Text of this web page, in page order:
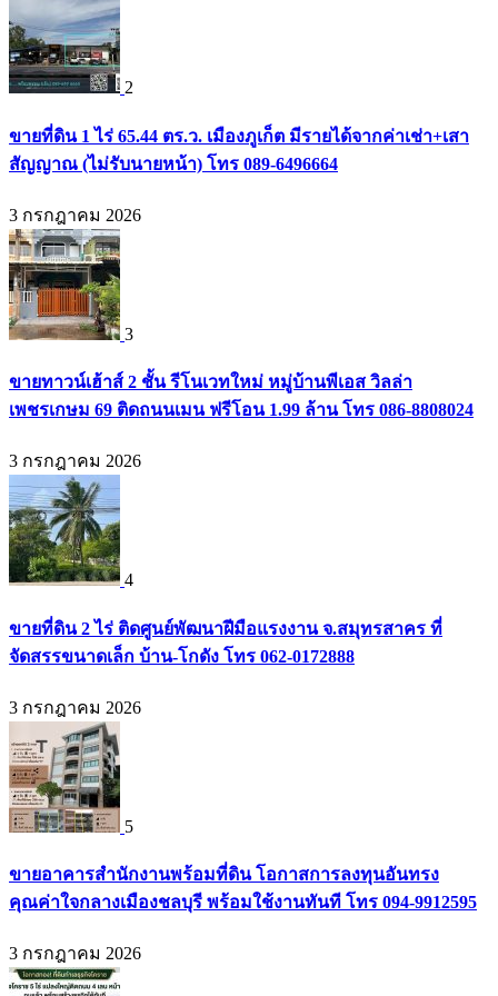
2
ขายที่ดิน 1 ไร่ 65.44 ตร.ว. เมืองภูเก็ต มีรายได้จากค่าเช่า+เสา
สัญญาณ (ไม่รับนายหน้า) โทร 089-6496664
3 กรกฎาคม 2026
3
ขายทาวน์เฮ้าส์ 2 ชั้น รีโนเวทใหม่ หมู่บ้านพีเอส วิลล่า
เพชรเกษม 69 ติดถนนเมน ฟรีโอน 1.99 ล้าน โทร 086-8808024
3 กรกฎาคม 2026
4
ขายที่ดิน 2 ไร่ ติดศูนย์พัฒนาฝีมือแรงงาน จ.สมุทรสาคร ที่
จัดสรรขนาดเล็ก บ้าน-โกดัง โทร 062-0172888
3 กรกฎาคม 2026
5
ขายอาคารสำนักงานพร้อมที่ดิน โอกาสการลงทุนอันทรง
คุณค่าใจกลางเมืองชลบุรี พร้อมใช้งานทันที โทร 094-9912595
3 กรกฎาคม 2026